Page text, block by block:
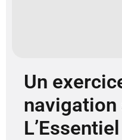
Un
navigation
L’Essentiel